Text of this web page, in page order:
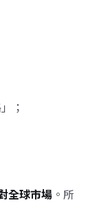
；
全球市場 。所